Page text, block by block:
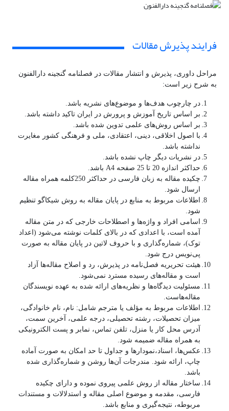
فرایند پذیرش مقالات
مراحل داوری، پذیرش و انتشار مقالات در فصلنامه گنجینه دارالفنون
به شرح زیر است:
در چارچوب هدف‌ها و موضوع‌های نشریه باشد.
بر اساس تاریخ آموزش و پرورش در ایران تاکید داشته باشد.
بر اساس روش‌های علمی تدوین شده باشد.
با اصول اخلاقی، دینی، اعتقادی، ملی و فرهنگی کشور مغایرت
نداشته باشد.
در نشریات دیگر چاپ نشده باشد.
حداکثر اندازه 20 تا 25 صفحه A4 باشد.
چکیده مقاله به زبان فارسی در حداکثر 250کلمه همراه مقاله
ارسال شود.
اطلاعات مربوط به منابع در پایان مقاله به روش شیکاگو تنظیم
شود.
اسامی افراد و واژه‌ها و اصطلاحات خارجی که در متن مقاله
آمده است، با اعدادی که در بالای کلمات نوشته می‌شود (اعداد
توک)، شماره‌گذاری و با حروف لاتین در پایان مقاله به صورت
پی‌نویس درج شود.
هیئت تحریریه فصل‌نامه در پذیرش، رد و اصلاح مقاله‌ها آزاد
است و مقاله‌های رسیده مسترد نمی‌شود.
مسئولیت دیدگاه‌ها و نظریه‌های ارائه شده به عهده نویسندگان
مقاله‌هاست.
اطلاعات مربوط به مؤلف یا مترجم شامل: نام، نام خانوادگی،
میزان تحصیلات، رشته تحصیلی، درجه علمی، آخرین سمت،
آدرس محل کار یا منزل، تلفن تماس، نمابر و پست الکترونیکی
به همراه مقاله ضمیمه شود.
عکس‌ها، اسناد،نمودارها و جداول تا حد امکان به صورت آماده
چاپ، ارائه شود. مندرجات آن‌ها روشن و شماره‌گذاری شده
باشد.
ساختار مقاله از روش علمی پیروی نموده و دارای چکیده
فارسی، مقدمه و موضوع اصلی مقاله و استدلالات و مستندات
مربوطه، نتیجه‌گیری و منابع باشد.